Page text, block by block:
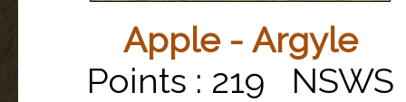
Apple - Argyle
Points : 219 NSWS